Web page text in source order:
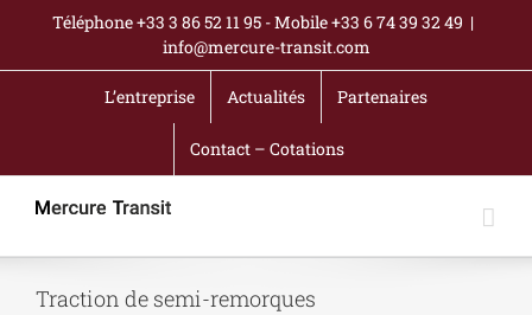
Passer
contenu
Téléphone +33 3 86 52 11 95 - Mobile +33 6 74 39 32 49 |
info@mercure-transit.com
L’entreprise Actualités Partenaires
Contact – Cotations
Traction de semi-remorques